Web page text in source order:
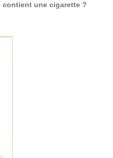
une cigarette ?